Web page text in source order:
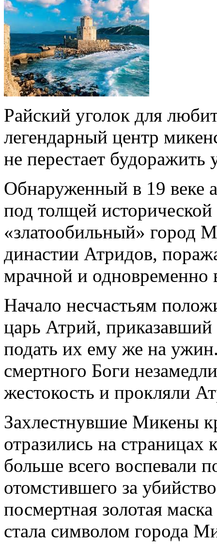
Райский уголок для
легендарный центр
не перестает будоражить
Обнаруженный в 19
под толщей
«златообильный» город
династии Атридов,
мрачной и одновременно
Начало несчастьям
царь Атрий, приказавший
подать их ему же на
смертного Боги
жестокость и прокляли
Захлестнувшие Микены
отразились на страницах
больше всего воспевали
отомстившего за
посмертная золотая
стала символом города